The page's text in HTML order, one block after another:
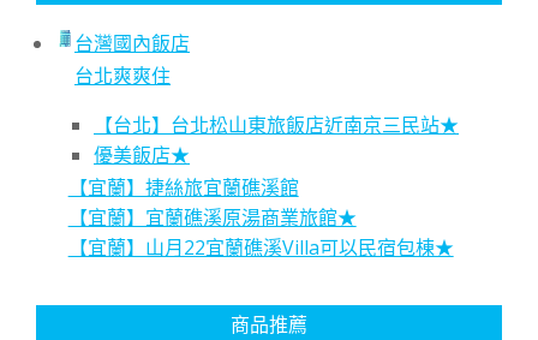
台灣國內飯店
台北爽爽住
【台北】台北松山東旅飯店近南京三民站★
優美飯店★
【宜蘭】捷絲旅宜蘭礁溪館
【宜蘭】宜蘭礁溪原湯商業旅館★
【宜蘭】山月22宜蘭礁溪Villa可以民宿包棟★
商品推薦